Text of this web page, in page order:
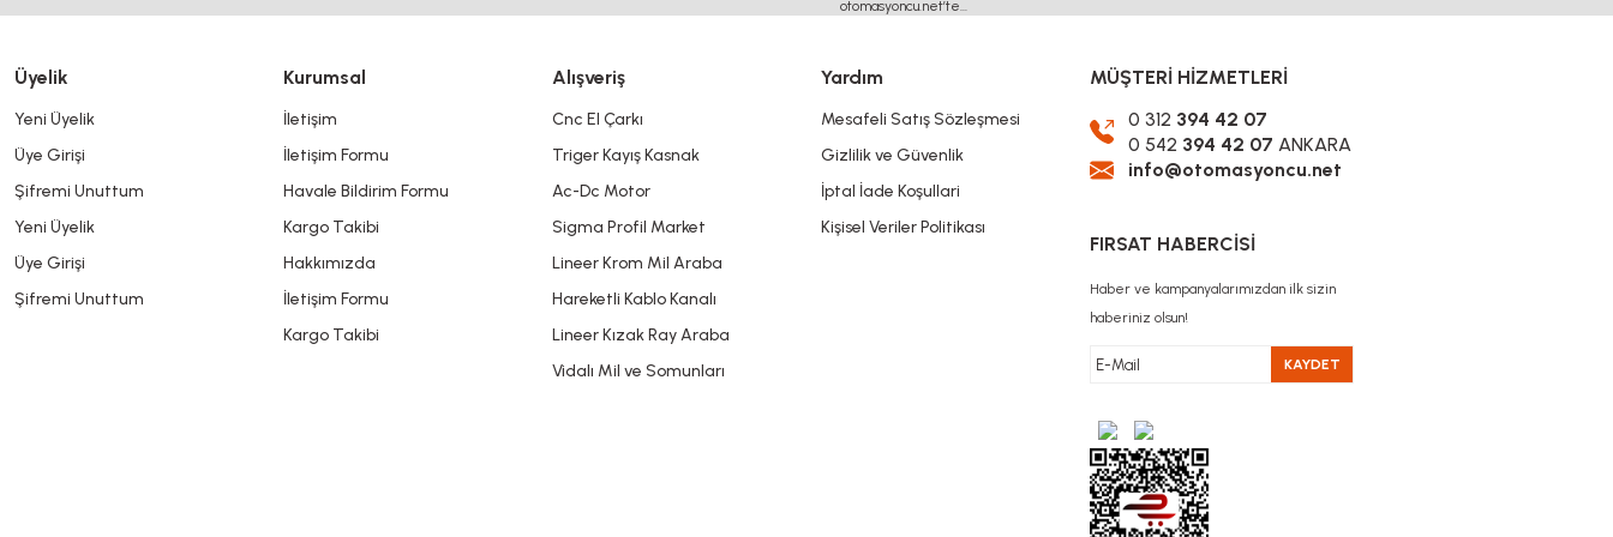
Üyelik
Yeni Üyelik
Üye Girişi
Şifremi Unuttum
Yeni Üyelik
Üye Girişi
Şifremi Unuttum
Kurumsal
İletişim
İletişim Formu
Havale Bildirim Formu
Kargo Takibi
Hakkımızda
İletişim Formu
Kargo Takibi
Alışveriş
Cnc El Çarkı
Triger Kayış Kasnak
Ac-Dc Motor
Sigma Profil Market
Lineer Krom Mil Araba
Hareketli Kablo Kanalı
Lineer Kızak Ray Araba
Vidalı Mil ve Somunları
Yardım
Mesafeli Satış Sözleşmesi
Gizlilik ve Güvenlik
İptal İade Koşullari
Kişisel Veriler Politikası
MÜŞTERİ HİZMETLERİ
0 312 394 42 07
0 542 394 42 07 ANKARA
info@otomasyoncu.net
FIRSAT HABERCİSİ
Haber ve kampanyalarımızdan ilk sizin
haberiniz olsun!
KAYDET